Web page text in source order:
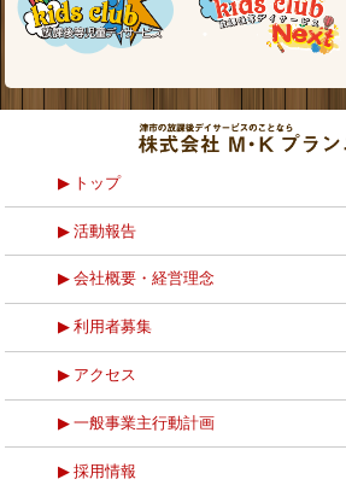
トップ
活動報告
会社概要・経営理念
利用者募集
アクセス
一般事業主行動計画
採用情報